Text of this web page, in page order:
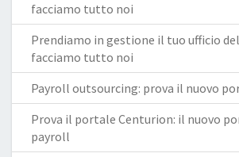
facciamo tutto noi
Prendiamo in gestione il tuo ufficio
facciamo tutto noi
Payroll outsourcing: prova il nuovo
Prova il portale Centurion: il nuovo
payroll